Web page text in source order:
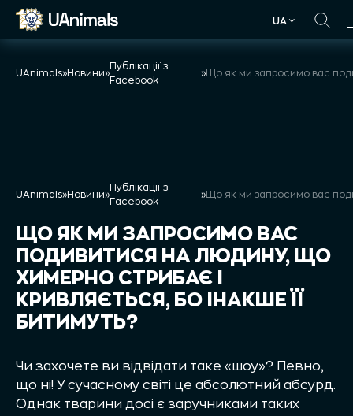
Skip
UA
UAnimals»Новини»
Публікації з
Facebook
»
UAnimals»Новини»
Публікації з
Facebook
»
ЩО ЯК МИ ЗАПРОСИМО ВАС
ПОДИВИТИСЯ НА ЛЮДИНУ, ЩО
ХИМЕРНО СТРИБАЄ І
КРИВЛЯЄТЬСЯ, БО ІНАКШЕ ЇЇ
БИТИМУТЬ?
Чи захочете ви відвідати таке «шоу»? Певно,
що ні! У сучасному світі це абсолютний абсурд.
Однак тварини досі є заручниками таких